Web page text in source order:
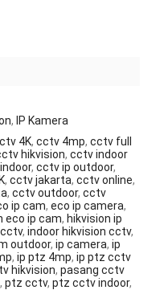
, IP Kamera
4K, cctv 4mp, cctv full
hikvision, cctv indoor
, cctv ip outdoor,
, cctv jakarta, cctv online,
, cctv outdoor, cctv
ip cam, eco ip camera,
eco ip cam, hikvision ip
, indoor hikvision cctv,
outdoor, ip camera, ip
, ip ptz 4mp, ip ptz cctv
hikvision, pasang cctv
, ptz cctv, ptz cctv indoor,